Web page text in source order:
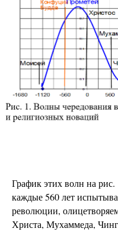
График этих волн на рис.
каждые 560 лет
революции,
Христа, Мухаммеда,